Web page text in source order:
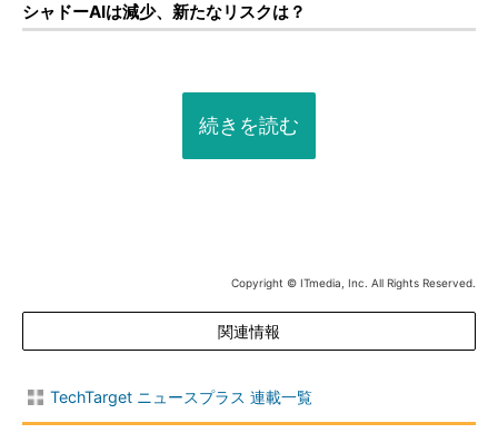
シャドーAIは減少、新たなリスクは？
続きを読む
Copyright © ITmedia, Inc. All Rights Reserved.
関連情報
TechTarget ニュースプラス 連載一覧